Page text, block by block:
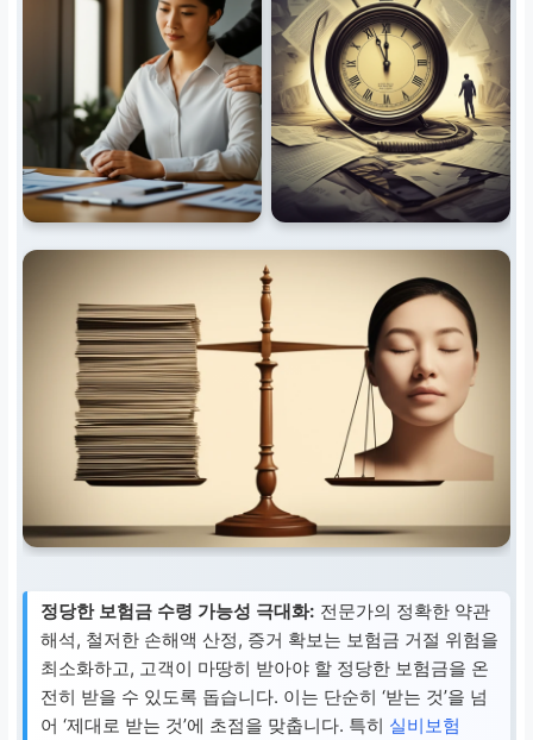
정당한 보험금 수령 가능성 극대화: 전문가의 정확한 약관
해석, 철저한 손해액 산정, 증거 확보는 보험금 거절 위험을
최소화하고, 고객이 마땅히 받아야 할 정당한 보험금을 온
전히 받을 수 있도록 돕습니다. 이는 단순히 ‘받는 것’을 넘
어 ‘제대로 받는 것’에 초점을 맞춥니다. 특히 실비보험